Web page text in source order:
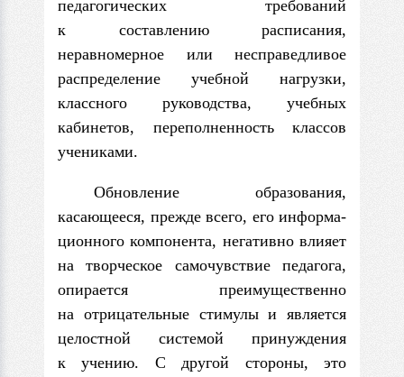
педагогических требований
к составлению расписания,
неравномерное или несправедливое
распределение учебной на­грузки,
классного руководства, учебных
кабинетов, переполненность классов
учениками.
Обновление образования,
касающееся, прежде всего, его информа­
ционного компонента, негативно вли­яет
на творческое самочувствие педагога,
опирается преимущественно
на отрицательные стимулы и является
целостной системой принуждения
к учению. С другой стороны, это